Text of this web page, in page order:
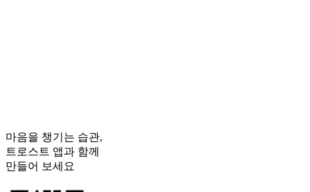
마음을 챙기는 습관,
트로스트 앱과 함께
만들어 보세요